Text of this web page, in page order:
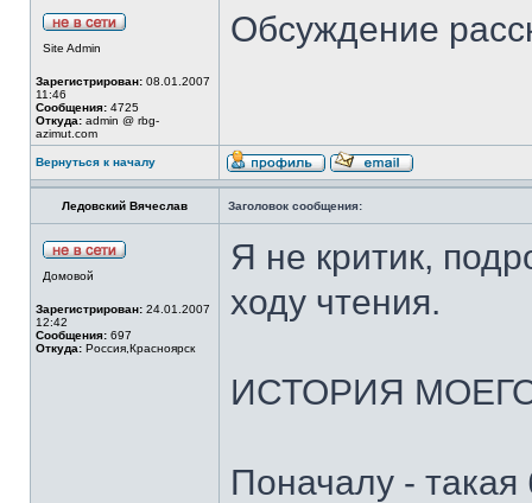
Site Admin
Зарегистрирован: 08.01.2007
11:46
Сообщения: 4725
Откуда: admin @ rbg-
azimut.com
Обсуждение
Вернуться к началу
Ледовский Вячеслав Заголовок сообщения:
Домовой
Зарегистрирован: 24.01.2007
12:42
Сообщения: 697
Откуда: Россия,Красноярск
Я не критик,
ходу чтения.
ИСТОРИЯ
Поначалу -